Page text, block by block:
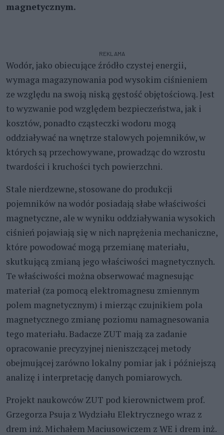
magnetycznym.
REKLAMA
Wodór, jako obiecujące źródło czystej energii,
wymaga magazynowania pod wysokim ciśnieniem
ze względu na swoją niską gęstość objętościową. Jest
to wyzwanie pod względem bezpieczeństwa, jak i
kosztów, ponadto cząsteczki wodoru mogą
oddziaływać na wnętrze stalowych pojemników, w
których są przechowywane, prowadząc do wzrostu
twardości i kruchości tych powierzchni.
Stale nierdzewne, stosowane do produkcji
pojemników na wodór posiadają słabe właściwości
magnetyczne, ale w wyniku oddziaływania wysokich
ciśnień pojawiają się w nich naprężenia mechaniczne,
które powodować mogą przemianę materiału,
skutkującą zmianą jego właściwości magnetycznych.
Te właściwości można obserwować magnesując
materiał (za pomocą elektromagnesu zmiennym
polem magnetycznym) i mierząc czujnikiem pola
magnetycznego zmianę poziomu namagnesowania
tego materiału. Badacze ZUT mają za zadanie
opracowanie precyzyjnej nieniszczącej metody
obejmującej zarówno lokalny pomiar jak i późniejszą
analizę i interpretację danych pomiarowych.
Projekt naukowców ZUT pod kierownictwem prof.
Grzegorza Psuja z Wydziału Elektrycznego wraz z
drem inż. Michałem Maciusowiczem z WE i drem inż.